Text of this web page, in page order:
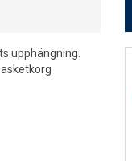
upphängning.